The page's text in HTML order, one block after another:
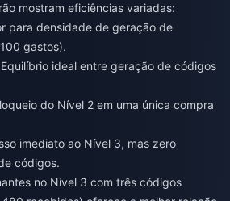
mostram eficiências variadas:
para densidade de geração de
gastos).
ideal entre geração de códigos
do Nível 2 em uma única compra
imediato ao Nível 3, mas zero
códigos.
no Nível 3 com três códigos